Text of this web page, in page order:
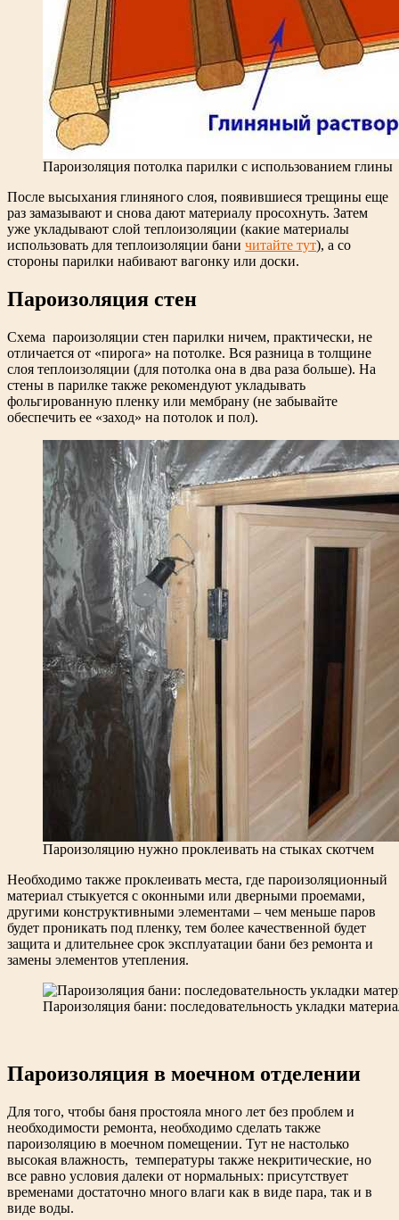
Пароизоляция потолка парилки с использованием глины
После высыхания глиняного слоя, появившиеся трещины еще
раз замазывают и снова дают материалу просохнуть. Затем
уже укладывают слой теплоизоляции (какие материалы
использовать для теплоизоляции бани читайте тут), а со
стороны парилки набивают вагонку или доски.
Пароизоляция стен
Схема пароизоляции стен парилки ничем, практически, не
отличается от «пирога» на потолке. Вся разница в толщине
слоя теплоизоляции (для потолка она в два раза больше). На
стены в парилке также рекомендуют укладывать
фольгированную пленку или мембрану (не забывайте
обеспечить ее «заход» на потолок и пол).
Пароизоляцию нужно проклеивать на стыках скотчем
Необходимо также проклеивать места, где пароизоляционный
материал стыкуется с оконными или дверными проемами,
другими конструктивными элементами – чем меньше паров
будет проникать под пленку, тем более качественной будет
защита и длительнее срок эксплуатации бани без ремонта и
замены элементов утепления.
Пароизоляция бани: последовательность укладки
Пароизоляция в моечном отделении
Для того, чтобы баня простояла много лет без проблем и
необходимости ремонта, необходимо сделать также
пароизоляцию в моечном помещении. Тут не настолько
высокая влажность, температуры также некритические, но
все равно условия далеки от нормальных: присутствует
временами достаточно много влаги как в виде пара, так и в
виде воды.